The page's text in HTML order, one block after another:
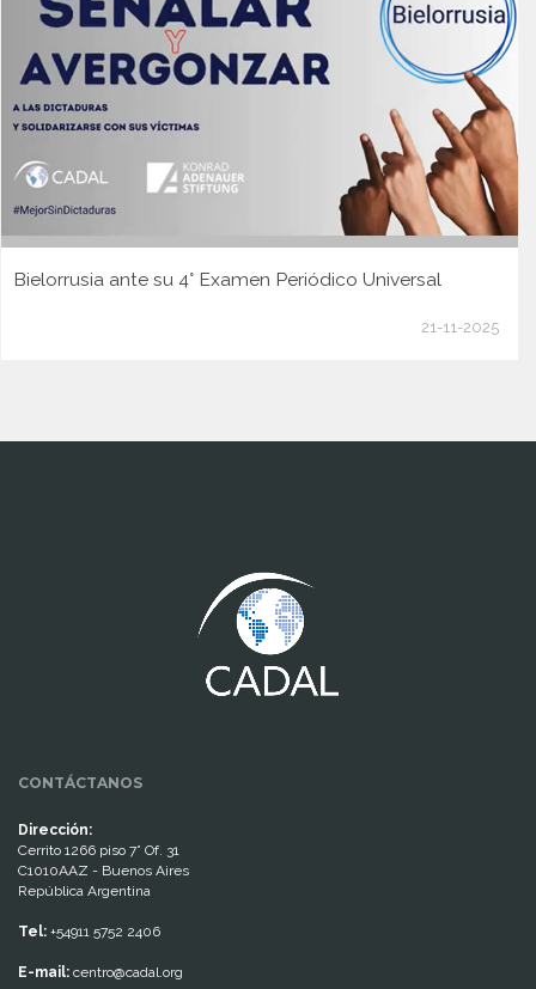
Bielorrusia ante su 4° Examen Periódico Universal
21-11-2025
CONTÁCTANOS
Dirección:
Cerrito 1266 piso 7° Of. 31
C1010AAZ - Buenos Aires
República Argentina
Tel: +54911 5752 2406
E-mail: centro@cadal.org